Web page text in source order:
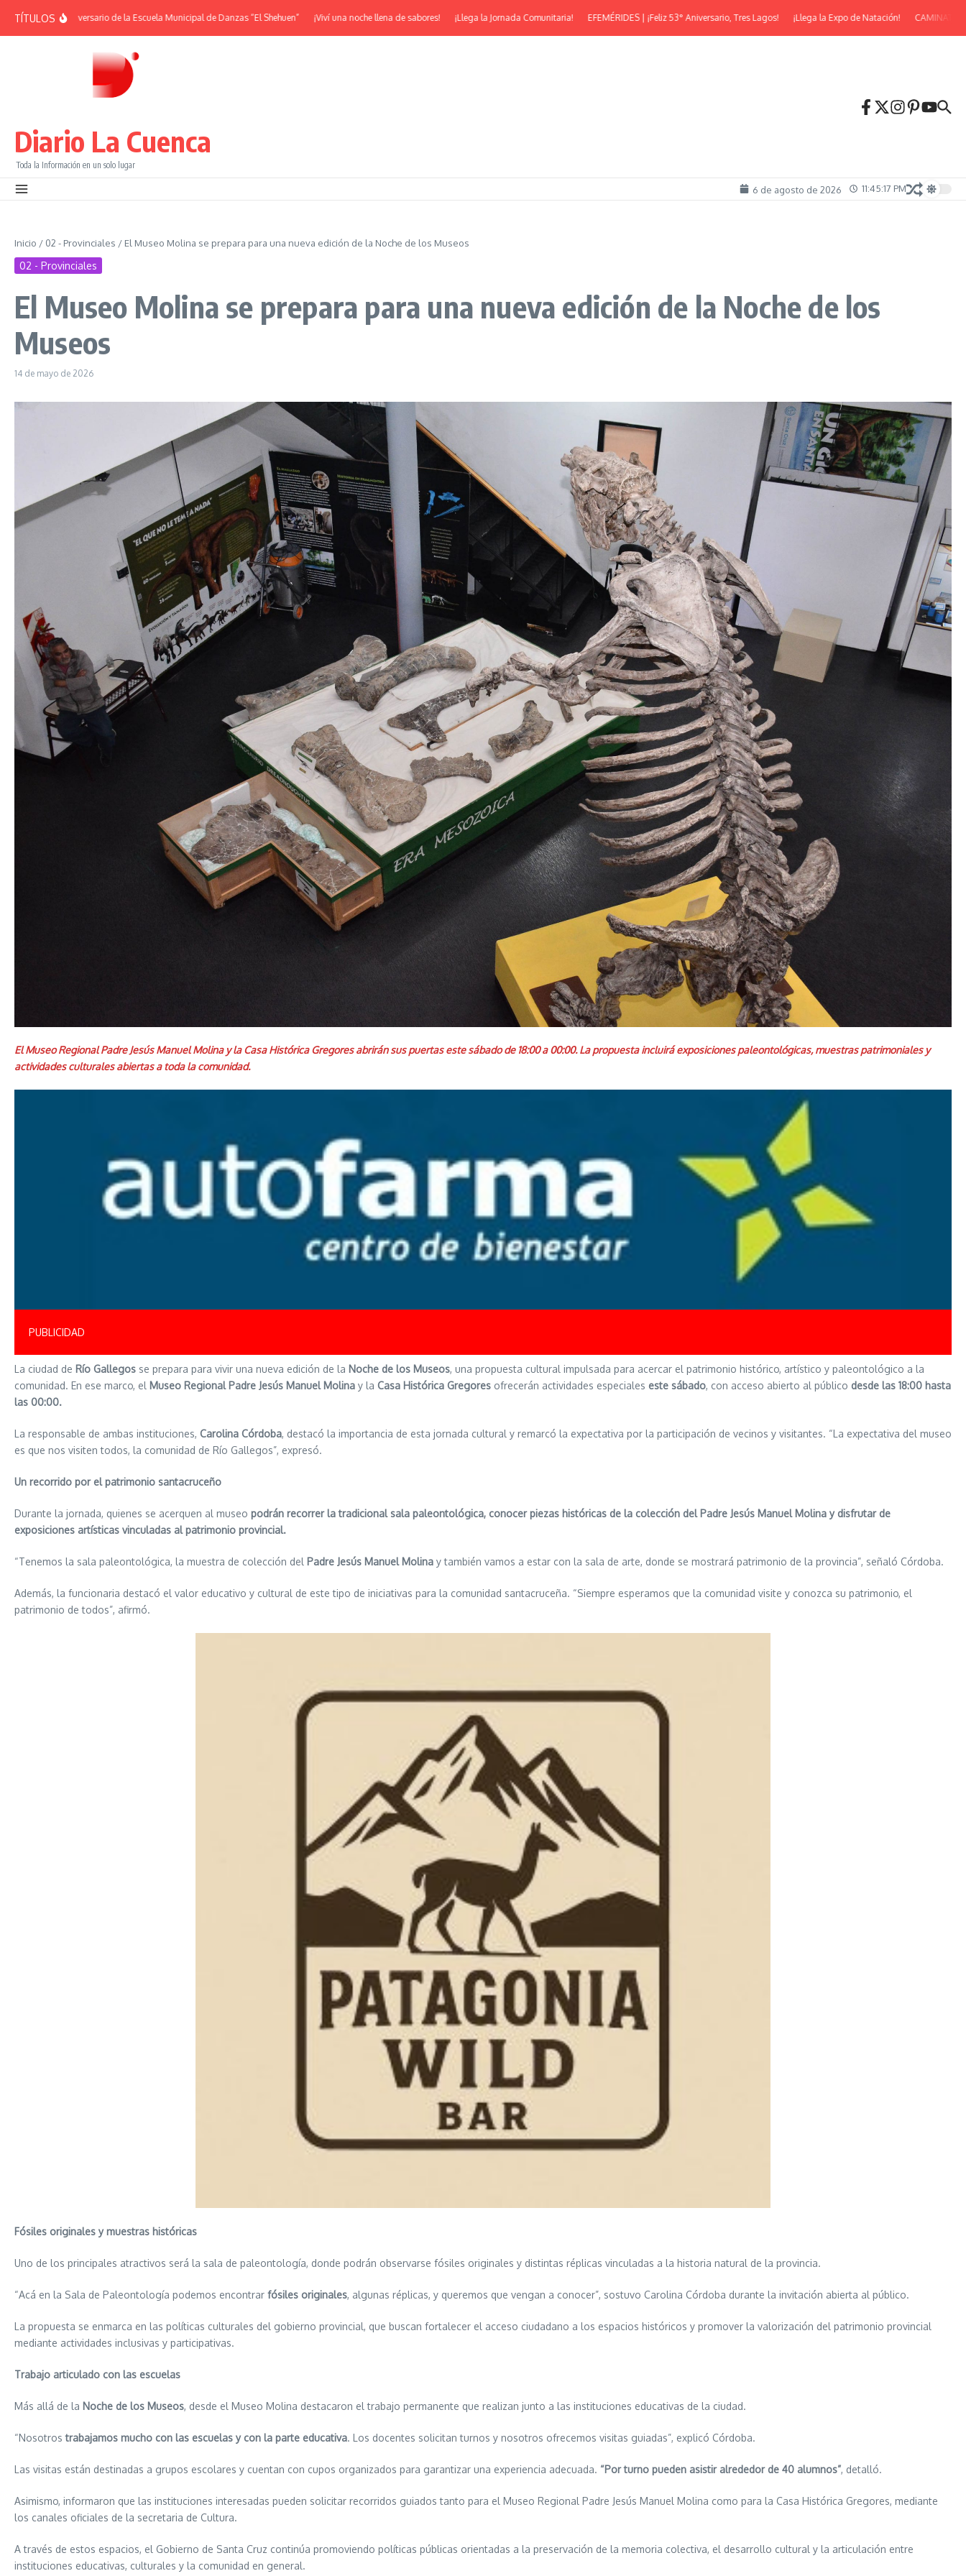
TÍTULOS
| 38° Aniversario de la Escuela Municipal de Danzas “El Shehuen” ¡Viví una noche llena de sabores! ¡Llega la Jornada Comunitaria! EFEMÉRIDES | ¡Feliz 53° Aniversario, Tres Lagos! ¡Llega la Expo de Natación! CAMINATA
Diario La Cuenca
Toda la Información en un solo lugar
6 de agosto de 2026 11:45:19 PM
Inicio / 02 - Provinciales / El Museo Molina se prepara para una nueva edición de la Noche de los Museos
02 - Provinciales
El Museo Molina se prepara para una nueva edición de la Noche de los
Museos
14 de mayo de 2026
El Museo Regional Padre Jesús Manuel Molina y la Casa Histórica Gregores abrirán sus puertas este sábado de 18:00 a 00:00. La propuesta incluirá exposiciones paleontológicas, muestras patrimoniales y
actividades culturales abiertas a toda la comunidad.
PUBLICIDAD
La ciudad de Río Gallegos se prepara para vivir una nueva edición de la Noche de los Museos, una propuesta cultural impulsada para acercar el patrimonio histórico, artístico y paleontológico a la
comunidad. En ese marco, el Museo Regional Padre Jesús Manuel Molina y la Casa Histórica Gregores ofrecerán actividades especiales este sábado, con acceso abierto al público desde las 18:00 hasta
las 00:00.
La responsable de ambas instituciones, Carolina Córdoba, destacó la importancia de esta jornada cultural y remarcó la expectativa por la participación de vecinos y visitantes. “La expectativa del museo
es que nos visiten todos, la comunidad de Río Gallegos”, expresó.
Un recorrido por el patrimonio santacruceño
Durante la jornada, quienes se acerquen al museo podrán recorrer la tradicional sala paleontológica, conocer piezas históricas de la colección del Padre Jesús Manuel Molina y disfrutar de
exposiciones artísticas vinculadas al patrimonio provincial.
“Tenemos la sala paleontológica, la muestra de colección del Padre Jesús Manuel Molina y también vamos a estar con la sala de arte, donde se mostrará patrimonio de la provincia”, señaló Córdoba.
Además, la funcionaria destacó el valor educativo y cultural de este tipo de iniciativas para la comunidad santacruceña. “Siempre esperamos que la comunidad visite y conozca su patrimonio, el
patrimonio de todos”, afirmó.
Fósiles originales y muestras históricas
Uno de los principales atractivos será la sala de paleontología, donde podrán observarse fósiles originales y distintas réplicas vinculadas a la historia natural de la provincia.
“Acá en la Sala de Paleontología podemos encontrar fósiles originales, algunas réplicas, y queremos que vengan a conocer”, sostuvo Carolina Córdoba durante la invitación abierta al público.
La propuesta se enmarca en las políticas culturales del gobierno provincial, que buscan fortalecer el acceso ciudadano a los espacios históricos y promover la valorización del patrimonio provincial
mediante actividades inclusivas y participativas.
Trabajo articulado con las escuelas
Más allá de la Noche de los Museos, desde el Museo Molina destacaron el trabajo permanente que realizan junto a las instituciones educativas de la ciudad.
“Nosotrostrabajamos mucho con las escuelas y con la parte educativa. Los docentes solicitan turnos y nosotros ofrecemos visitas guiadas”, explicó Córdoba.
Las visitas están destinadas a grupos escolares y cuentan con cupos organizados para garantizar una experiencia adecuada. “Por turno pueden asistir alrededor de 40 alumnos”, detalló.
Asimismo, informaron que las instituciones interesadas pueden solicitar recorridos guiados tanto para el Museo Regional Padre Jesús Manuel Molina como para la Casa Histórica Gregores, mediante
los canales oficiales de la secretaria de Cultura.
A través de estos espacios, el Gobierno de Santa Cruz continúa promoviendo políticas públicas orientadas a la preservación de la memoria colectiva, el desarrollo cultural y la articulación entre
instituciones educativas, culturales y la comunidad en general.